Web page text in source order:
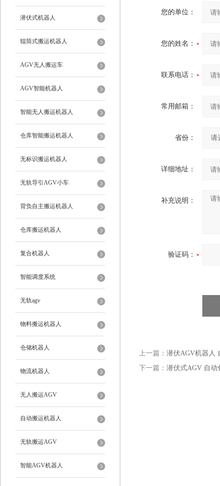
潜伏式机器人
辊筒式搬运机器人
AGV无人搬运车
AGV智能机器人
智能无人搬运机器人
仓库智能搬运机器人
无标识搬运机器人
无轨导引AGV小车
背负自主搬运机器人
仓库搬运机器人
复合机器人
智能调度系统
无轨agv
物料搬运机器人
仓储机器人
物流机器人
无人搬运AGV
自动搬运机器人
无轨搬运AGV
智能AGV机器人
您的单位：
您的姓名：
联系电话：
常用邮箱：
省份：
详细地址：
补充说明：
验证码：
上一篇： 潜伏AGV机器人
下一篇： 潜伏式AGV 自动